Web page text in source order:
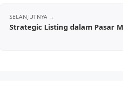
Strategic Listing dalam Pasar